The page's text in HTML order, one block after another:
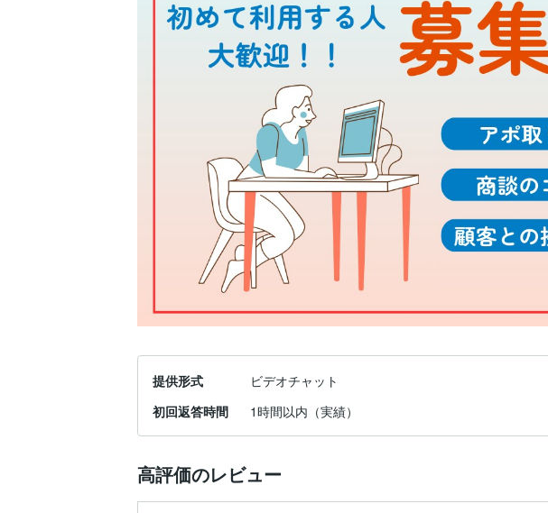
提供形式
ビデオチャット
初回返答時間
1時間以内（実績）
高評価のレビュー